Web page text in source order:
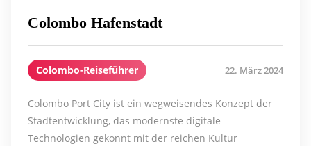
Colombo Hafenstadt
Colombo-Reiseführer 22. März 2024
Colombo Port City ist ein wegweisendes Konzept der
Stadtentwicklung, das modernste digitale
Technologien gekonnt mit der reichen Kultur